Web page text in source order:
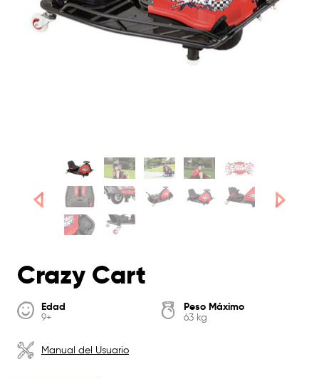
Crazy Cart
Edad
9+
Peso Máximo
63 kg
Manual del Usuario